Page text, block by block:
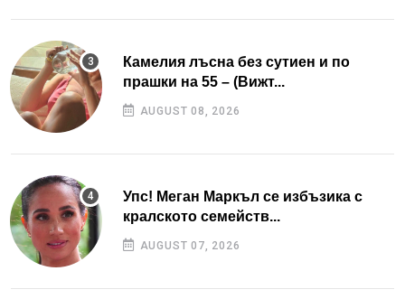
Камелия лъсна без сутиен и по
прашки на 55 – (Вижт...
AUGUST 08, 2026
Упс! Меган Маркъл се избъзика с
кралското семейств...
AUGUST 07, 2026